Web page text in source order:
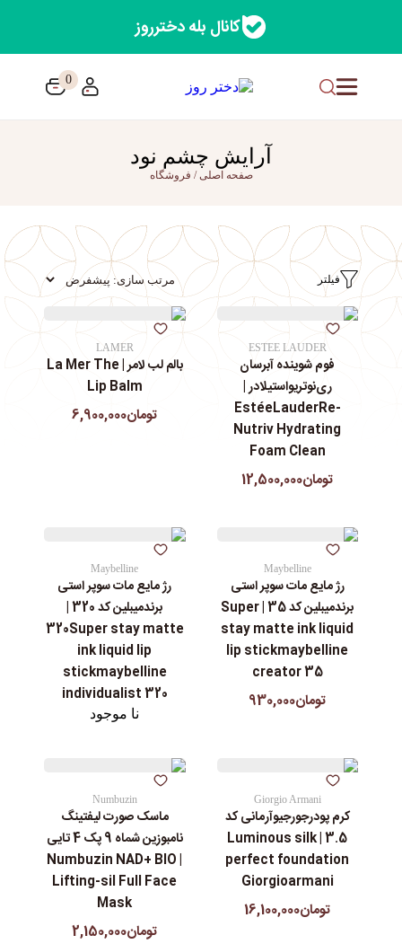
کانال بله دخترروز
0
آرایش چشم نود
صفحه اصلی/ فروشگاه
فیلتر
ESTEE LAUDER
فوم شوینده آبرسان
ری‌نوتریواستیلادر |
EstéeLauderRe-
Nutriv Hydrating
Foam Clean
تومان12,500,000
LAMER
بالم لب لامر | La Mer The
Lip Balm
تومان6,900,000
Maybelline
رژ مایع مات سوپر استی‌
برندمیبلین کد 35 | Super
stay matte ink liquid
lip stickmaybelline
creator 35
تومان930,000
Maybelline
رژ مایع مات سوپر استی‌
برندمیبلین کد 320 |
320Super stay matte
ink liquid lip
stickmaybelline
individualist 320
نا موجود
Giorgio Armani
کرم پودرجورجیوآرمانی کد
3.5 | Luminous silk
perfect foundation
Giorgioarmani
تومان16,100,000
Numbuzin
ماسک صورت لیفتینگ
نامبوزین شماه 9 پک 4 تایی
| Numbuzin NAD+ BIO
Lifting-sil Full Face
Mask
تومان2,150,000